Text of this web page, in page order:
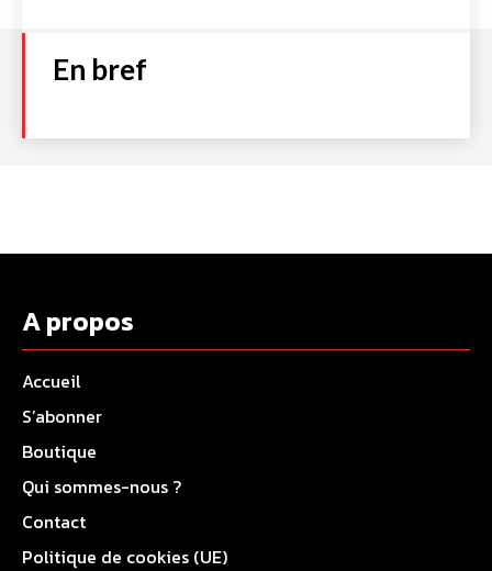
En bref
A propos
Accueil
S’abonner
Boutique
Qui sommes-nous ?
Contact
Politique de cookies (UE)